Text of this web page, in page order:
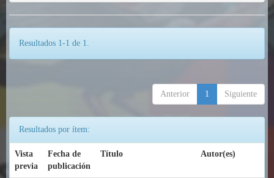
Resultados 1-1 de 1.
Anterior 1 Siguiente
Resultados por ítem:
Vista
previa
Fecha de
publicación
Título Autor(es)